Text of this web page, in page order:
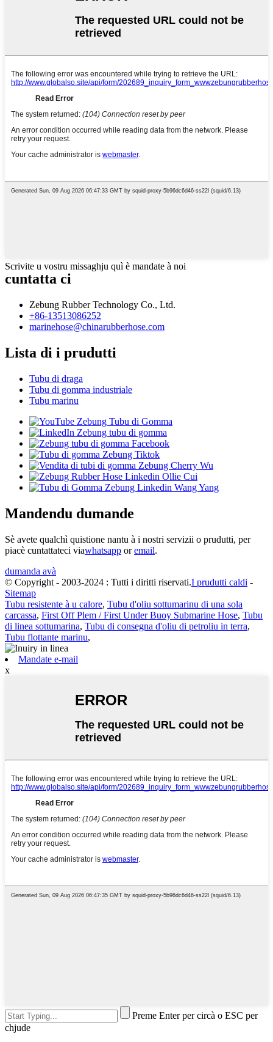
Scrivite u vostru missaghju quì è mandate à noi
cuntatta ci
Zebung Rubber Technology Co., Ltd.
+86-13513086252
marinehose@chinarubberhose.com
Lista di i prudutti
Tubu di draga
Tubu di gomma industriale
Tubu marinu
Mandendu dumande
Sè avete qualchì quistione nantu à i nostri servizii o prudutti, per
piacè cuntattateci viawhatsapp oremail.
dumanda avà
© Copyright - 2003-2024 : Tutti i diritti riservati.I prudutti caldi -
Sitemap
Tubu resistente à u calore, Tubu d'oliu sottumarinu di una sola
carcassa, First Off Plem / First Under Buoy Submarine Hose, Tubu
di linea sottumarina, Tubu di consegna d'oliu di petroliu in terra,
Tubu flottante marinu,
Mandate e-mail
x
Preme Enter per circà o ESC per
chjude